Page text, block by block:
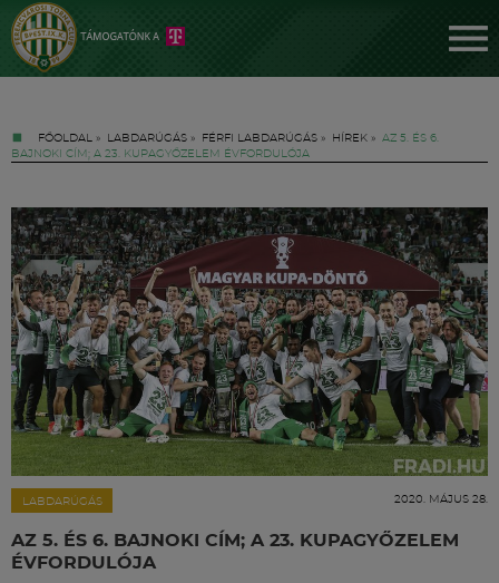
FŐOLDAL » LABDARÚGÁS » FÉRFI LABDARÚGÁS » HÍREK » AZ 5. ÉS 6.
BAJNOKI CÍM; A 23. KUPAGYŐZELEM ÉVFORDULÓJA
LABDARÚGÁS 2020. MÁJUS 28.
AZ 5. ÉS 6. BAJNOKI CÍM; A 23. KUPAGYŐZELEM
ÉVFORDULÓJA
Jegyek
FM YouTube +
Hírek
Labdarúgás